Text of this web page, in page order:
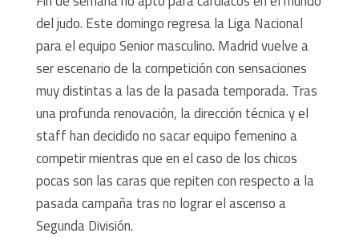
del judo. Este domingo regresa la Liga Nacional
para el equipo Senior masculino. Madrid vuelve a
ser escenario de la competición con sensaciones
muy distintas a las de la pasada temporada. Tras
una profunda renovación, la dirección técnica y el
staff han decidido no sacar equipo femenino a
competir mientras que en el caso de los chicos
pocas son las caras que repiten con respecto a la
pasada campaña tras no lograr el ascenso a
Segunda División.